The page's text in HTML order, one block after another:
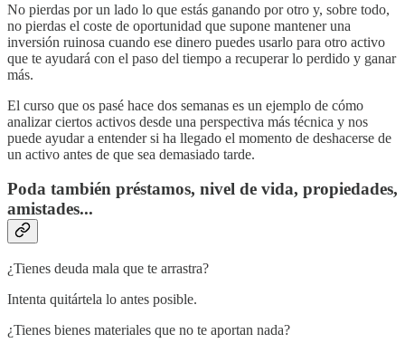
No pierdas por un lado lo que estás ganando por otro y, sobre todo,
no pierdas el coste de oportunidad que supone mantener una
inversión ruinosa cuando ese dinero puedes usarlo para otro activo
que te ayudará con el paso del tiempo a recuperar lo perdido y ganar
más.
El curso que os pasé hace dos semanas es un ejemplo de cómo
analizar ciertos activos desde una perspectiva más técnica y nos
puede ayudar a entender si ha llegado el momento de deshacerse de
un activo antes de que sea demasiado tarde.
Poda también préstamos, nivel de vida, propiedades,
amistades...
¿Tienes deuda mala que te arrastra?
Intenta quitártela lo antes posible.
¿Tienes bienes materiales que no te aportan nada?